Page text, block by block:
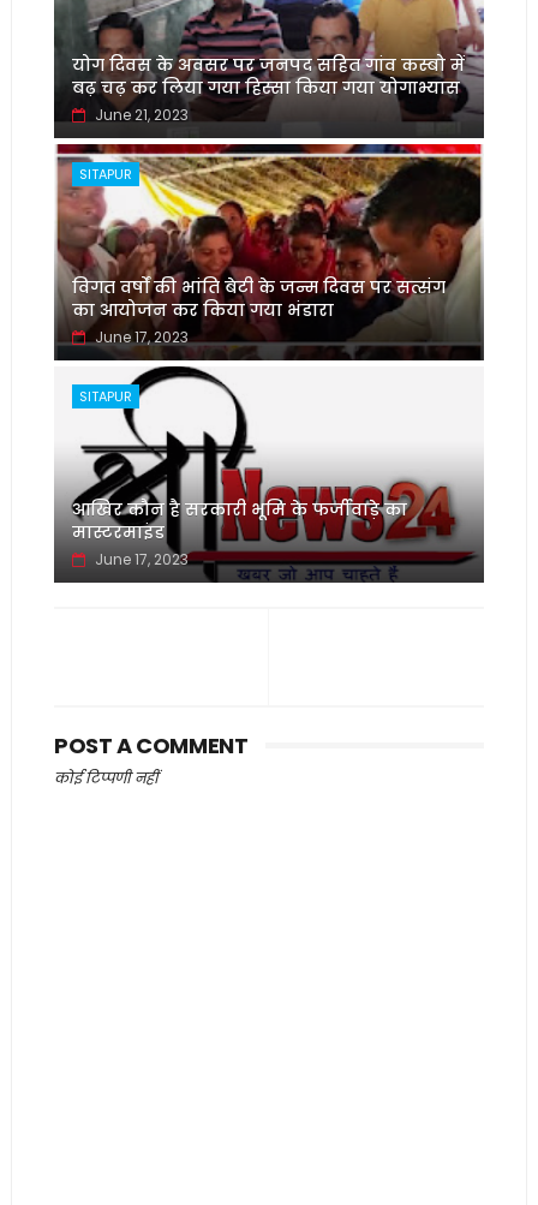
योग दिवस के अवसर पर जनपद सहित गांव कस्बो में
बढ़ चढ़ कर लिया गया हिस्सा किया गया योगाभ्यास
June 21, 2023
SITAPUR
विगत वर्षों की भांति बेटी के जन्म दिवस पर सत्संग
का आयोजन कर किया गया भंडारा
June 17, 2023
SITAPUR
आखिर कौन है सरकारी भूमि के फर्जीवाड़े का
मास्टरमाइंड
June 17, 2023
POST A COMMENT
कोई टिप्पणी नहीं